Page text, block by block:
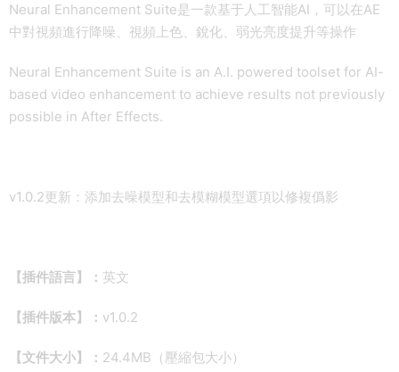
Neural Enhancement Suite是一款基于人工智能AI，可以在AE
中對視頻進行降噪、視頻上色、銳化、弱光亮度提升等操作
Neural Enhancement Suite is an A.I. powered toolset for AI-
based video enhancement to achieve results not previously
possible in After Effects.
v1.0.2更新：添加去噪模型和去模糊模型選項以修複僞影
【插件語言】： 英文
【插件版本】： v1.0.2
【文件大小】： 24.4MB（壓縮包大小）